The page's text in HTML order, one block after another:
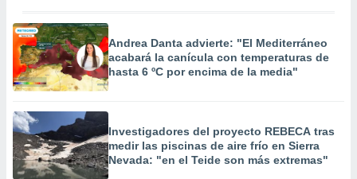
Andrea Danta advierte: "El Mediterráneo
acabará la canícula con temperaturas de
hasta 6 ºC por encima de la media"
Investigadores del proyecto REBECA tras
medir las piscinas de aire frío en Sierra
Nevada: "en el Teide son más extremas"